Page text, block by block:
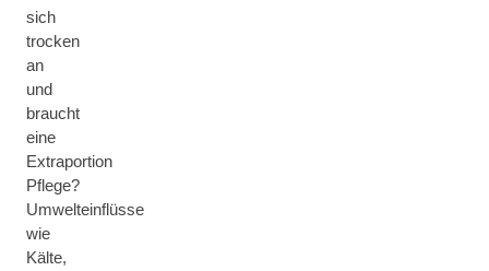
sich
trocken
an
und
braucht
eine
Extraportion
Pflege?
Umwelteinflüsse
wie
Kälte,